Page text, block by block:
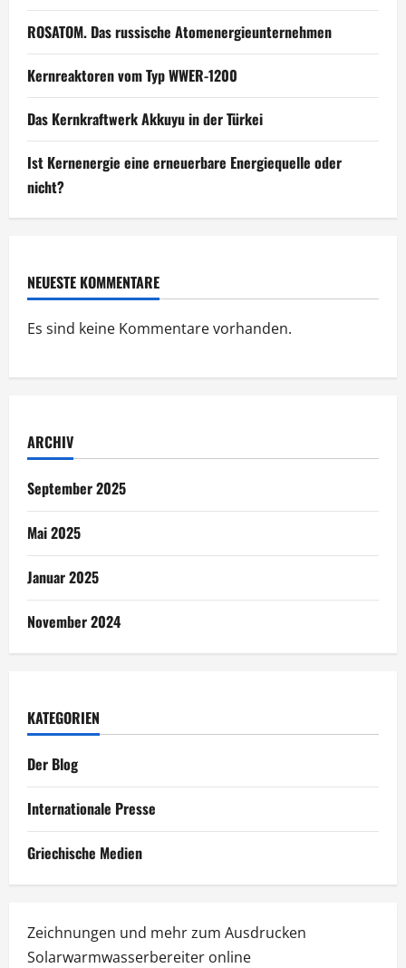
ROSATOM. Das russische Atomenergieunternehmen
Kernreaktoren vom Typ WWER-1200
Das Kernkraftwerk Akkuyu in der Türkei
Ist Kernenergie eine erneuerbare Energiequelle oder
nicht?
NEUESTE KOMMENTARE
Es sind keine Kommentare vorhanden.
ARCHIV
September 2025
Mai 2025
Januar 2025
November 2024
KATEGORIEN
Der Blog
Internationale Presse
Griechische Medien
Zeichnungen und mehr zum Ausdrucken
Solarwarmwasserbereiter online